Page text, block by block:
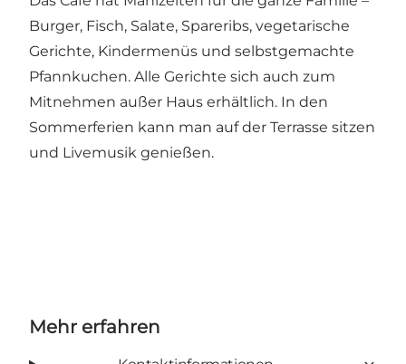
Burger, Fisch, Salate, Spareribs, vegetarische
Gerichte, Kindermenüs und selbstgemachte
Pfannkuchen. Alle Gerichte sich auch zum
Mitnehmen außer Haus erhältlich. In den
Sommerferien kann man auf der Terrasse sitzen
und Livemusik genießen.
Mehr erfahren